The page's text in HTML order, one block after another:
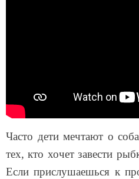
Часто дети мечтают о
тех, кто хочет завести
Если прислушаешься к